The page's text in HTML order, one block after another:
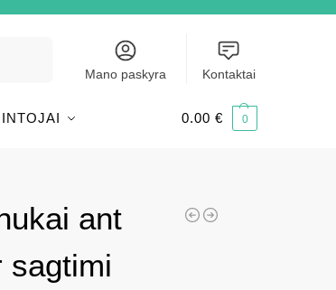
Mano paskyra Kontaktai
0.00 € 0
ant
sagtimi